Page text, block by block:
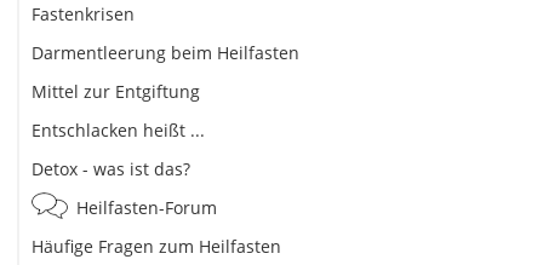
Fastenkrisen
Darmentleerung beim Heilfasten
Mittel zur Entgiftung
Entschlacken heißt ...
Detox - was ist das?
Heilfasten-Forum
Häufige Fragen zum Heilfasten